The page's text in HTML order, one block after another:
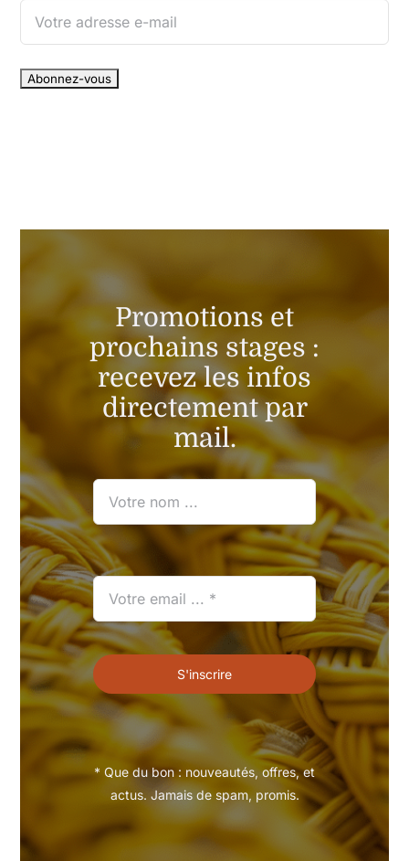
Promotions et
prochains stages :
recevez les infos
directement par
mail.
S'inscrire
* Que du bon : nouveautés, offres, et
actus. Jamais de spam, promis.